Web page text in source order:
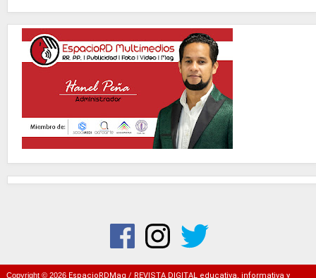
Copyright © 2026 EspacioRDMag / REVISTA DIGITAL educativa, informativa y